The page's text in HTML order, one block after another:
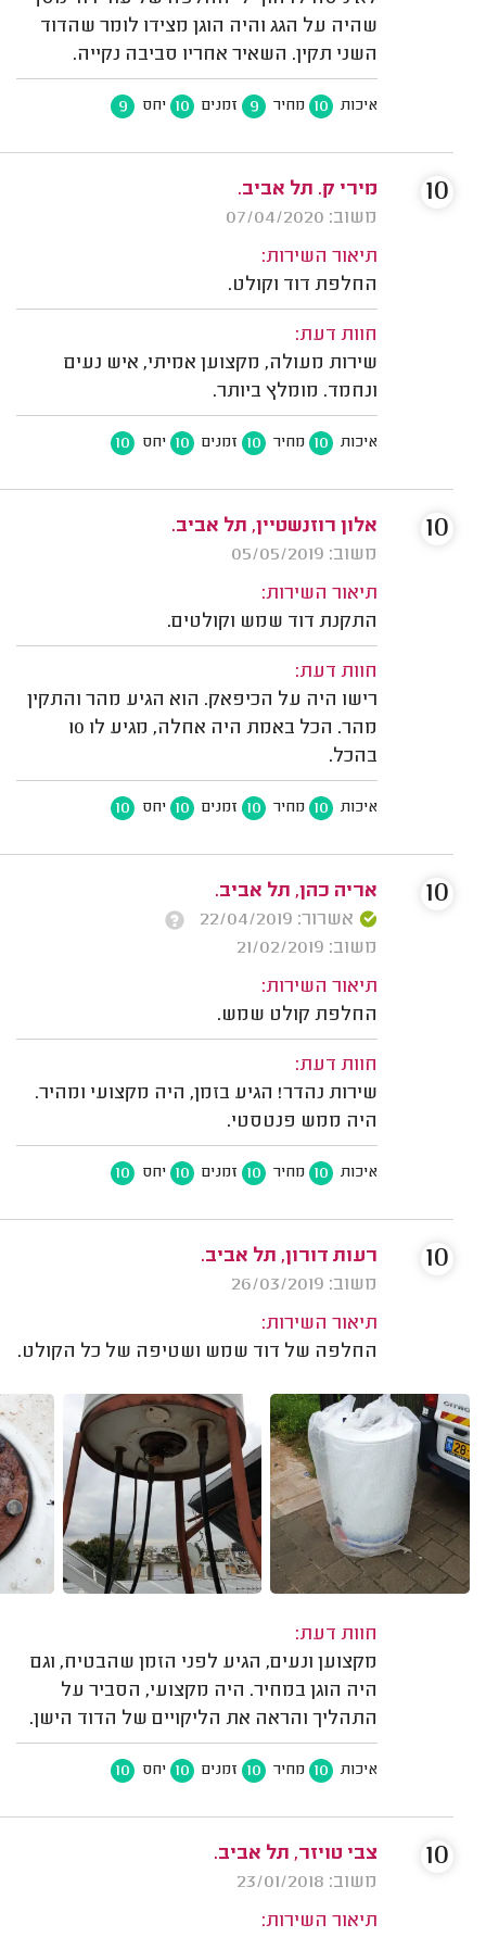
שהיה על הגג והיה הוגן מצידו לומר שהדוד
השני תקין. השאיר אחריו סביבה נקייה.
איכות 10 מחיר 9 זמנים 10 יחס 9
מירי ק. תל אביב.
משוב: 07/04/2020
תיאור השירות:
החלפת דוד וקולט.
חוות דעת:
שירות מעולה, מקצוען אמיתי, איש נעים
ונחמד. מומלץ ביותר.
איכות 10 מחיר 10 זמנים 10 יחס 10
10
אלון רוזנשטיין, תל אביב.
משוב: 05/05/2019
תיאור השירות:
התקנת דוד שמש וקולטים.
חוות דעת:
רישו היה על הכיפאק. הוא הגיע מהר והתקין
מהר. הכל באמת היה אחלה, מגיע לו 10
בהכל.
איכות 10 מחיר 10 זמנים 10 יחס 10
10
אריה כהן, תל אביב.
אשרור: 22/04/2019
משוב: 21/02/2019
תיאור השירות:
החלפת קולט שמש.
חוות דעת:
שירות נהדר! הגיע בזמן, היה מקצועי ומהיר.
היה ממש פנטסטי.
איכות 10 מחיר 10 זמנים 10 יחס 10
10
רעות דורון, תל אביב.
משוב: 26/03/2019
תיאור השירות:
החלפה של דוד שמש ושטיפה של כל הקולט.
חוות דעת:
מקצוען ונעים, הגיע לפני הזמן שהבטיח, וגם
היה הוגן במחיר. היה מקצועי, הסביר על
התהליך והראה את הליקויים של הדוד הישן.
איכות 10 מחיר 10 זמנים 10 יחס 10
10
צבי טויזר, תל אביב.
משוב: 23/01/2018
תיאור השירות:
10